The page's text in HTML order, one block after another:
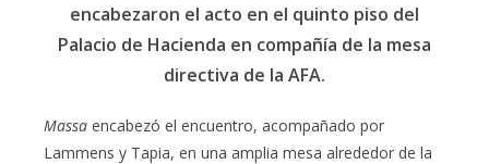
encabezaron el acto en el quinto piso del
Palacio de Hacienda en compañía de la mesa
directiva de la AFA.
Massa encabezó el encuentro, acompañado por
Lammens y Tapia, en una amplia mesa alrededor de la